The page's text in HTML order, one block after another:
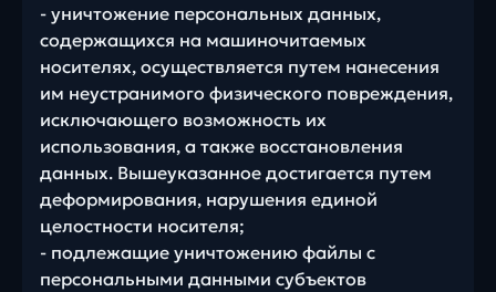
- уничтожение персональных данных,
содержащихся на машиночитаемых
носителях, осуществляется путем нанесения
им неустранимого физического повреждения,
исключающего возможность их
использования, а также восстановления
данных. Вышеуказанное достигается путем
деформирования, нарушения единой
целостности носителя;
- подлежащие уничтожению файлы с
персональными данными субъектов